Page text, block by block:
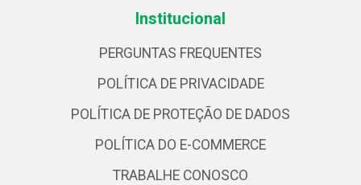
Institucional
PERGUNTAS FREQUENTES
POLÍTICA DE PRIVACIDADE
POLÍTICA DE PROTEÇÃO DE DADOS
POLÍTICA DO E-COMMERCE
TRABALHE CONOSCO